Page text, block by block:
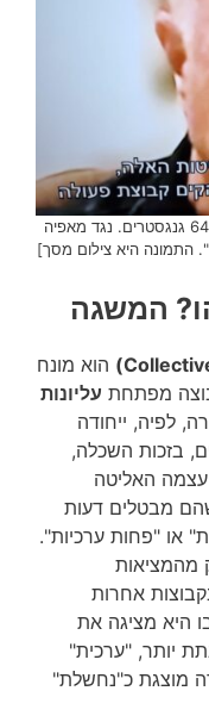
[בתמונה – מולי דור: "אנחנו מתמודדים מול 64 גנגסטרים. נגד מאפיה
התמונה היא צילום מסך]
המשגה
הוא מונח
מפתחת עליונות
לפיה, ייחודה
בזכות השכלה,
האליטה
מבטלים דעות
או "פחות ערכיות".
מהמציאות
אחרות
היא מציגה את
יותר, "ערכית"
מוצגת כ"נחשלת"